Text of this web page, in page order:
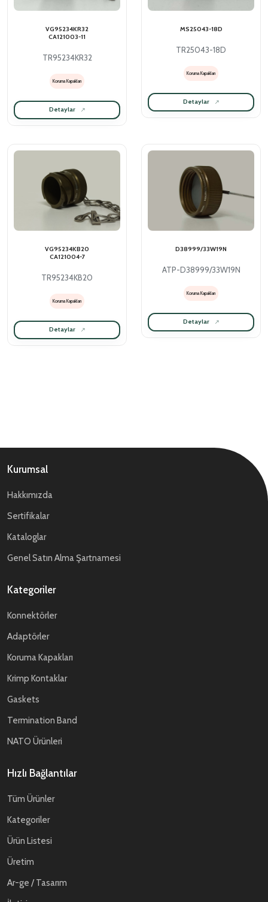
VG95234KR32
CA121003-11
TR95234KR32
Koruma Kapakları
Detaylar
MS25043-18D
TR25043-18D
Koruma Kapakları
Detaylar
VG95234KB20
CA121004-7
TR95234KB20
Koruma Kapakları
Detaylar
D38999/33W19N
ATP-D38999/33W19N
Koruma Kapakları
Detaylar
Kurumsal
Hakkımızda
Sertifikalar
Kataloglar
Genel Satın Alma Şartnamesi
Kategoriler
Konnektörler
Adaptörler
Koruma Kapakları
Krimp Kontaklar
Gaskets
Termination Band
NATO Ürünleri
Hızlı Bağlantılar
Tüm Ürünler
Kategoriler
Ürün Listesi
Üretim
Ar-ge / Tasarım